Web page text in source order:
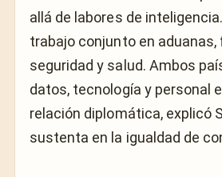
allá de labores de
trabajo conjunto en aduanas,
seguridad y salud. Ambos
datos, tecnología y personal
relación diplomática, explicó
sustenta en la igualdad de